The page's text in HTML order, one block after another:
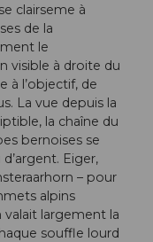
clairseme à
de la
le
visible à droite du
à l’objectif, de
La vue depuis la
la chaîne du
bernoises se
Eiger,
– pour
alpins
largement la
souffle lourd